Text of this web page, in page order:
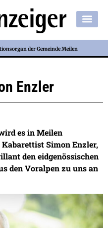
der Gemeinde Meilen
Enzler
es in Meilen
Simon Enzler,
den eidgenössischen
den Voralpen zu uns an